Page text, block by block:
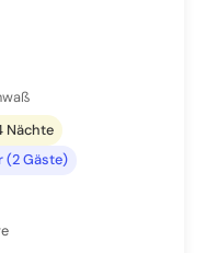
4 wechseln
5 wechseln
Nächte
(2 Gäste)